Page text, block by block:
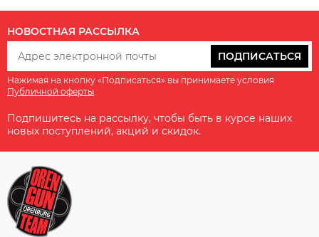
НОВОСТНАЯ РАССЫЛКА
ПОДПИСАТЬСЯ
Нажимая на кнопку «Подписаться» вы принимаете условия
Публичной оферты
Подпишитесь на рассылку, чтобы быть в курсе наших
новых поступлений, акций и скидок.